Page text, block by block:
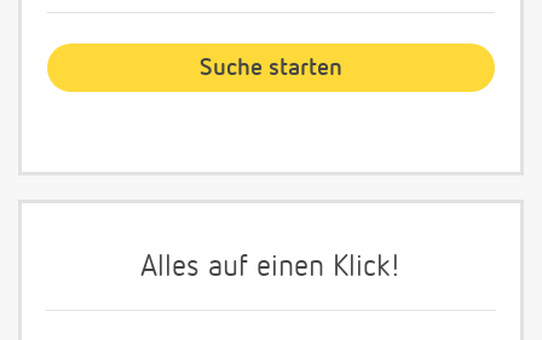
Alles auf einen Klick!